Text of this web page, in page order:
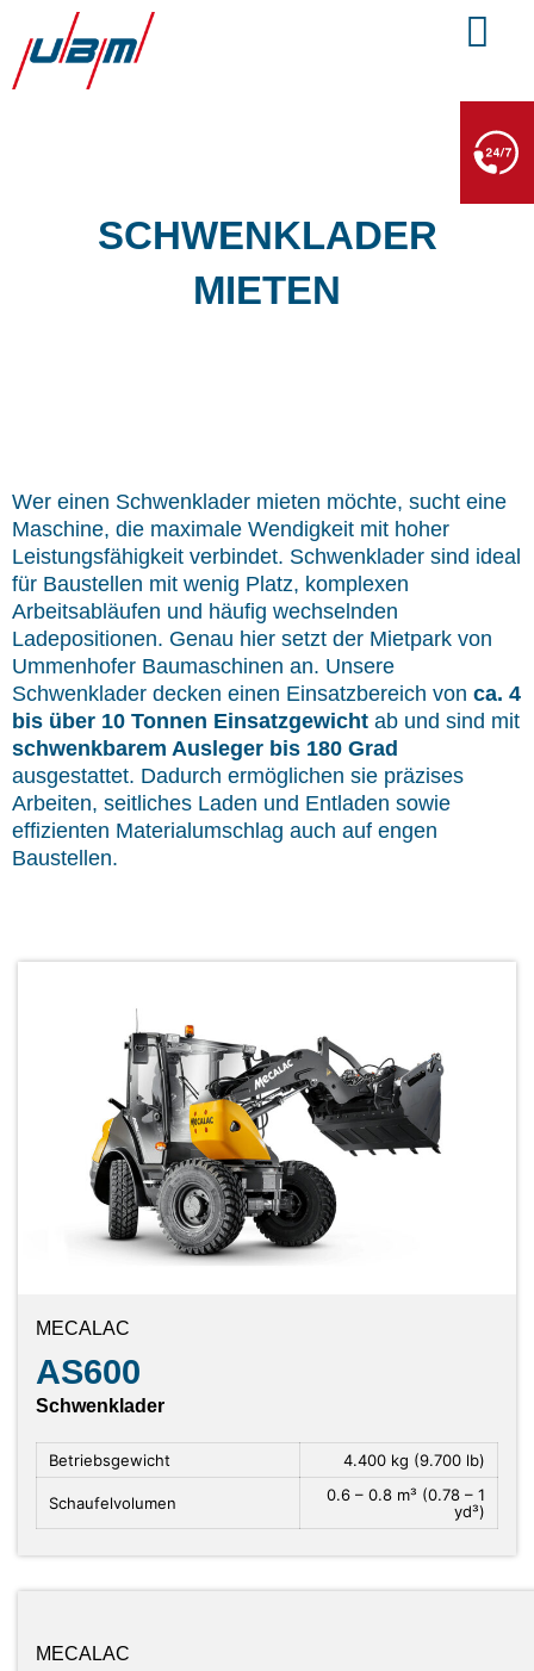
Inhalt
springen
SCHWENKLADER
MIETEN
Wer einen Schwenklader mieten möchte, sucht eine
Maschine, die maximale Wendigkeit mit hoher
Leistungsfähigkeit verbindet. Schwenklader sind ideal
für Baustellen mit wenig Platz, komplexen
Arbeitsabläufen und häufig wechselnden
Ladepositionen. Genau hier setzt der Mietpark von
Ummenhofer Baumaschinen an. Unsere
Schwenklader decken einen Einsatzbereich von ca. 4
bis über 10 Tonnen Einsatzgewicht ab und sind mit
schwenkbarem Ausleger bis 180 Grad
ausgestattet. Dadurch ermöglichen sie präzises
Arbeiten, seitliches Laden und Entladen sowie
effizienten Materialumschlag auch auf engen
Baustellen.
MECALAC
AS600
Schwenklader
Betriebsgewicht 4.400 kg (9.700 lb)
Schaufelvolumen
0.6 – 0.8 m³ (0.78 – 1
yd³)
MECALAC